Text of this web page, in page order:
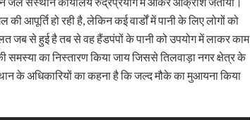
आपूर्ति हो रही है, लेकिन कई वार्डों में पानी के लिए लोगों को
जब से हुई है तब से वह हैंडपंपों के पानी को उपयोग में लाकर काम
समस्या का निस्तारण किया जाय जिससे तिलवाड़ा नगर क्षेत्र के
के अधिकारियों का कहना है कि जल्द मौके का मुआयना किया